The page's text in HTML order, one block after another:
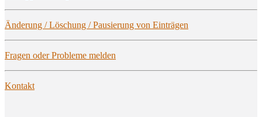
Ände­rung / Löschung / Pau­sie­rung von Einträgen
Fra­gen oder Pro­ble­me melden
Kon­takt